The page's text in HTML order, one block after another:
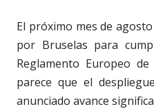
El próximo mes de
por Bruselas para
Reglamento Europeo
parece que el
anunciado avance